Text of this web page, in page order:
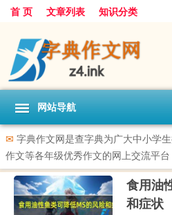
首 页 文章列表 知识分类
网站导航
✉ 字典作文网是查字典为广大中小学
作文等各年级优秀作文的网上交流平台
食用油
和症状